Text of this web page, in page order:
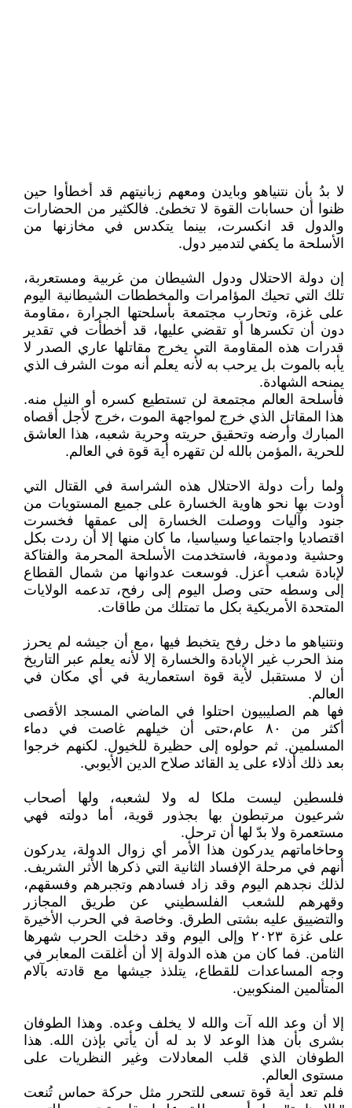
لا بدُ بأن نتنياهو وبايدن ومعهم زبانيتهم قد أخطأوا حين
ظنوا أن حسابات القوة لا تخطئ. فالكثير من الحضارات
والدول قد انكسرت، بينما يتكدس في مخازنها من
الأسلحة ما يكفي لتدمير دول.
إن دولة الاحتلال ودول الشيطان من غربية ومستعربة،
تلك التي تحيك المؤامرات والمخططات الشيطانية اليوم
على غزة، وتحارب مجتمعة بأسلحتها الجرارة ،مقاومة
دون أن تكسرها أو تقضي عليها، قد أخطأت في تقدير
قدرات هذه المقاومة التي يخرج مقاتلها عاري الصدر لا
يأبه بالموت بل يرحب به لأنه يعلم أنه موت الشرف الذي
يمنحه الشهادة.
فأسلحة العالم مجتمعة لن تستطيع كسره أو النيل منه.
هذا المقاتل الذي خرج لمواجهة الموت ،خرج لأجل أقصاه
المبارك وأرضه وتحقيق حريته وحرية شعبه، هذا العاشق
للحرية ،المؤمن بالله لن تقهره أية قوة في العالم.
ولما رأت دولة الاحتلال هذه الشراسة في القتال التي
أودت بها نحو هاوية الخسارة على جميع المستويات من
جنود وآليات ووصلت الخسارة إلى عمقها فخسرت
اقتصاديا واجتماعيا وسياسيا، ما كان منها إلا أن ردت بكل
وحشية ودموية، فاستخدمت الأسلحة المحرمة والفتاكة
لإبادة شعب أعزل. فوسعت عدوانها من شمال القطاع
إلى وسطه حتى وصل اليوم إلى رفح، تدعمه الولايات
المتحدة الأمريكية بكل ما تمتلك من طاقات.
ونتنياهو ما دخل رفح يتخبط فيها ،مع أن جيشه لم يحرز
منذ الحرب غير الإبادة والخسارة إلا لأنه يعلم عبر التاريخ
أن لا مستقبل لأية قوة استعمارية في أي مكان في
العالم.
فها هم الصليبيون احتلوا في الماضي المسجد الأقصى
أكثر من ٨٠ عام،حتى أن خيلهم غاصت في دماء
المسلمين. ثم حولوه إلى حظيرة للخيول. لكنهم خرجوا
بعد ذلك أذلاء على يد القائد صلاح الدين الأيوبي.
فلسطين ليست ملكا له ولا لشعبه، ولها أصحاب
شرعيون مرتبطون بها بجذور قوية، أما دولته فهي
مستعمرة ولا بدّ لها أن ترحل.
وحاخاماتهم يدركون هذا الأمر أي زوال الدولة، يدركون
أنهم في مرحلة الإفساد الثانية التي ذكرها الأثر الشريف.
لذلك نجدهم اليوم وقد زاد فسادهم وتجبرهم وفسقهم،
وقهرهم للشعب الفلسطيني عن طريق المجازر
والتضييق عليه بشتى الطرق. وخاصة في الحرب الأخيرة
على غزة ٢٠٢٣ وإلى اليوم وقد دخلت الحرب شهرها
الثامن. فما كان من هذه الدولة إلا أن أغلقت المعابر في
وجه المساعدات للقطاع، يتلذذ جيشها مع قادته بآلام
المتألمين المنكوبين.
إلا أن وعد الله آت والله لا يخلف وعده. وهذا الطوفان
بشرى بأن هذا الوعد لا بد له أن يأتي بإذن الله. هذا
الطوفان الذي قلب المعادلات وغير النظريات على
مستوى العالم.
فلم تعد أية قوة تسعى للتحرر مثل حركة حماس تُنعت